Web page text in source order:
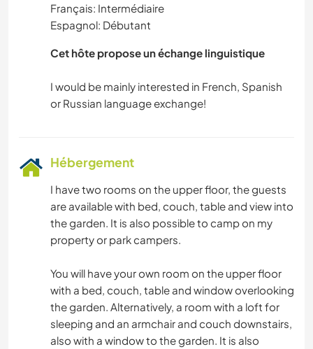
Français: Intermédiaire
Espagnol: Débutant
Cet hôte propose un échange linguistique
I would be mainly interested in French, Spanish
Hébergement
I have two rooms on the upper floor, the guests
are available with bed, couch, table and view into
the garden. It is also possible to camp on my
property or park campers.
You will have your own room on the upper floor
with a bed, couch, table and window overlooking
the garden. Alternatively, a room with a loft for
sleeping and an armchair and couch downstairs,
also with a window to the garden. It is also